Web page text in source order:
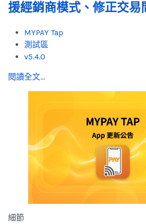
援經銷商模式、修正交易
MYPAY Tap
測試區
v5.4.0
閱讀全文...
細節